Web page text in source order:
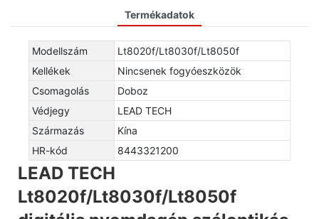
Termékadatok
Modellszám
Lt8020f/Lt8030f/Lt8050f
Kellékek
Nincsenek fogyóeszközök
Csomagolás
Doboz
Védjegy
LEAD TECH
Származás
Kína
HR-kód
8443321200
LEAD TECH
Lt8020f/Lt8030f/Lt8050f